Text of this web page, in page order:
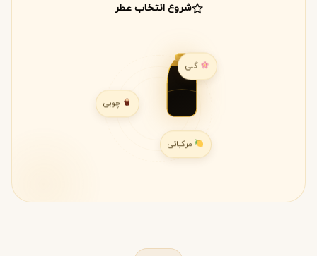
شروع انتخاب عطر
گلی
چوبی
مرکباتی